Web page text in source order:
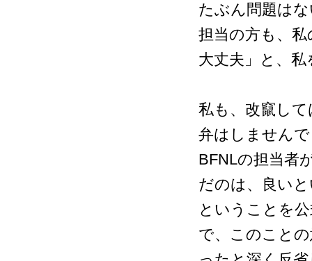
たぶん問題は
担当の方も、
大丈夫」と、
私も、改竄し
弁はしません
BFNLの担当者
だのは、良い
ということを
で、このこと